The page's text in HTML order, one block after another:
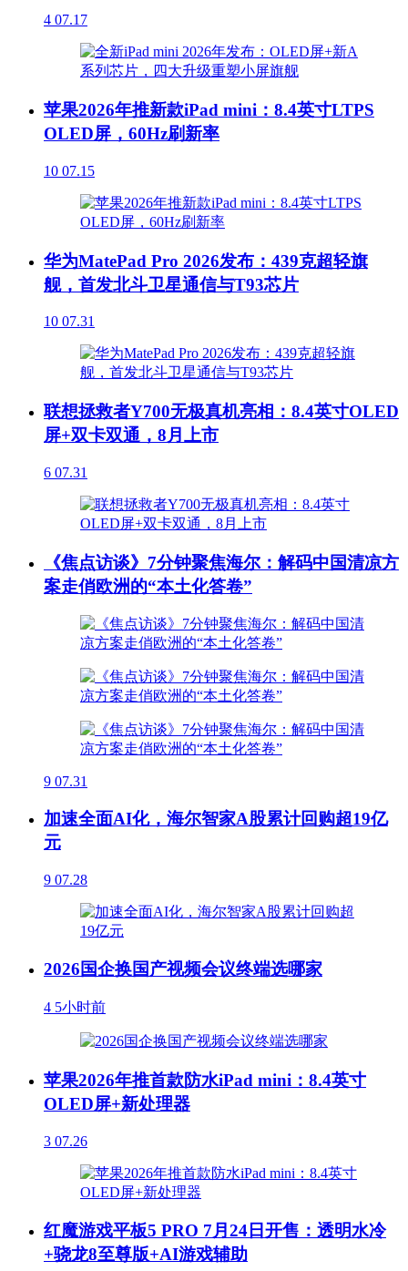
4 07.17
苹果2026年推新款iPad mini：8.4英寸LTPS
OLED屏，60Hz刷新率
10 07.15
华为MatePad Pro 2026发布：439克超轻旗
舰，首发北斗卫星通信与T93芯片
10 07.31
联想拯救者Y700无极真机亮相：8.4英寸OLED
屏+双卡双通，8月上市
6 07.31
《焦点访谈》7分钟聚焦海尔：解码中国清凉方
案走俏欧洲的“本土化答卷”
9 07.31
加速全面AI化，海尔智家A股累计回购超19亿
元
9 07.28
2026国企换国产视频会议终端选哪家
4 5小时前
苹果2026年推首款防水iPad mini：8.4英寸
OLED屏+新处理器
3 07.26
红魔游戏平板5 PRO 7月24日开售：透明水冷
+骁龙8至尊版+AI游戏辅助